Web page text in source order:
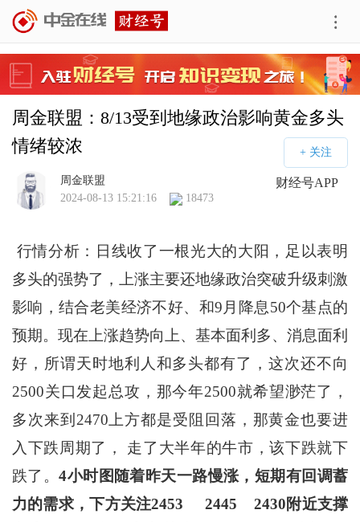
周金联盟：8/13受到地缘政治影响黄金多头
情绪较浓
财经号APP
周金联盟
2024-08-13 15:21:16
18473
行情分析：日线收了一根光大的大阳，足以表明
多头的强势了，上涨主要还地缘政治突破升级刺激
影响，结合老美经济不好、和9月降息50个基点的
预期。现在上涨趋势向上、基本面利多、消息面利
好，所谓天时地利人和多头都有了，这次还不向
2500关口发起总攻，那今年2500就希望渺茫了，
多次来到2470上方都是受阻回落，那黄金也要进
入下跌周期了， 走了大半年的牛市，该下跌就下
跌了。4小时图随着昨天一路慢涨，短期有回调蓄
力的需求，下方关注2453 2445 2430附近支撑